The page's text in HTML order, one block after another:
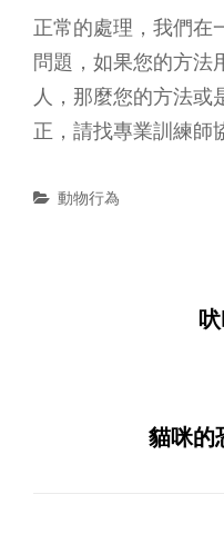
正常的處理，我們在
問題，如果您的方法
人，那麼您的方法或
正，請找專業訓練師
Categories
動物行為
貓咪的